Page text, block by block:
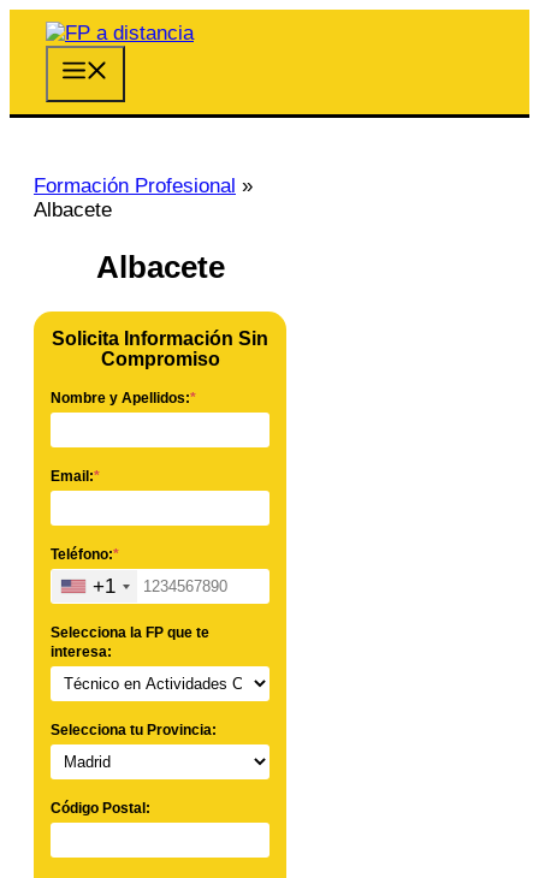
Saltar
contenido
Formación Profesional »
Albacete
Albacete
Solicita Información Sin
Compromiso
Nombre y Apellidos:*
Email:*
Teléfono:*
+1
Selecciona la FP que te
interesa:
Selecciona tu Provincia:
Código Postal: